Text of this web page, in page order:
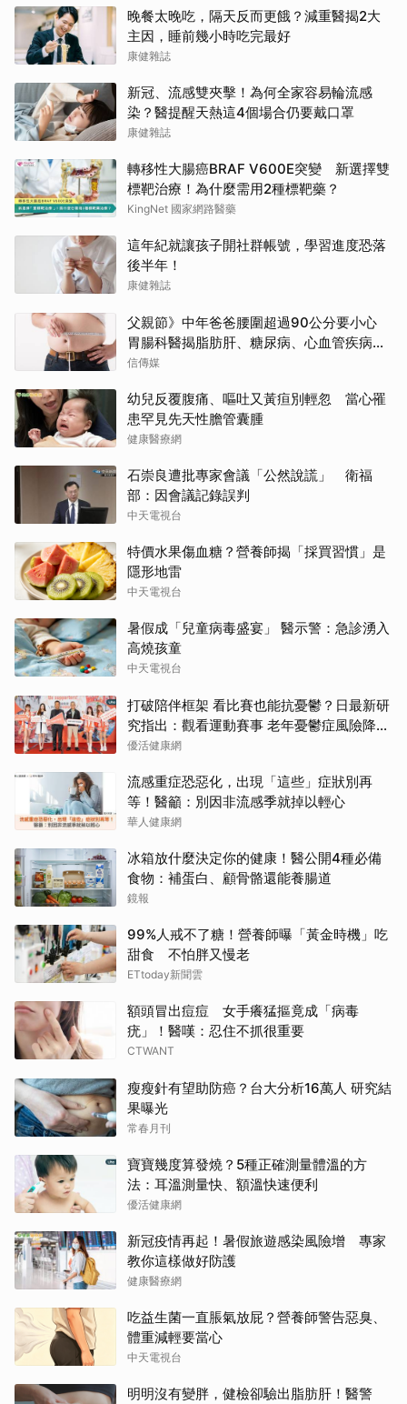
晚餐太晚吃，隔天反而更餓？減重醫揭2大
主因，睡前幾小時吃完最好
康健雜誌
新冠、流感雙夾擊！為何全家容易輪流感
染？醫提醒天熱這4個場合仍要戴口罩
康健雜誌
轉移性大腸癌BRAF V600E突變 新選擇雙
標靶治療！為什麼需用2種標靶藥？
KingNet 國家網路醫藥
這年紀就讓孩子開社群帳號，學習進度恐落
後半年！
康健雜誌
父親節》中年爸爸腰圍超過90公分要小心
胃腸科醫揭脂肪肝、糖尿病、心血管疾病
「連鎖危機」
信傳媒
幼兒反覆腹痛、嘔吐又黃疸別輕忽 當心罹
患罕見先天性膽管囊腫
健康醫療網
石崇良遭批專家會議「公然說謊」 衛福
部：因會議記錄誤判
中天電視台
特價水果傷血糖？營養師揭「採買習慣」是
隱形地雷
中天電視台
暑假成「兒童病毒盛宴」 醫示警：急診湧入
高燒孩童
中天電視台
打破陪伴框架 看比賽也能抗憂鬱？日最新研
究指出：觀看運動賽事 老年憂鬱症風險降低
3成
優活健康網
流感重症恐惡化，出現「這些」症狀別再
等！醫籲：別因非流感季就掉以輕心
華人健康網
冰箱放什麼決定你的健康！醫公開4種必備
食物：補蛋白、顧骨骼還能養腸道
鏡報
99%人戒不了糖！營養師曝「黃金時機」吃
甜食 不怕胖又慢老
ETtoday新聞雲
額頭冒出痘痘 女手癢猛摳竟成「病毒
疣」！醫嘆：忍住不抓很重要
CTWANT
瘦瘦針有望助防癌？台大分析16萬人 研究結
果曝光
常春月刊
寶寶幾度算發燒？5種正確測量體溫的方
法：耳溫測量快、額溫快速便利
優活健康網
新冠疫情再起！暑假旅遊感染風險增 專家
教你這樣做好防護
健康醫療網
吃益生菌一直脹氣放屁？營養師警告惡臭、
體重減輕要當心
中天電視台
明明沒有變胖，健檢卻驗出脂肪肝！醫警